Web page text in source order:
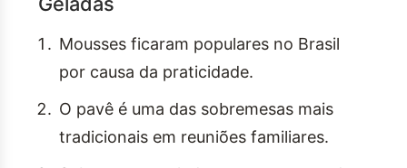
Mousses ficaram populares no Brasil
por causa da praticidade.
O pavê é uma das sobremesas mais
tradicionais em reuniões familiares.